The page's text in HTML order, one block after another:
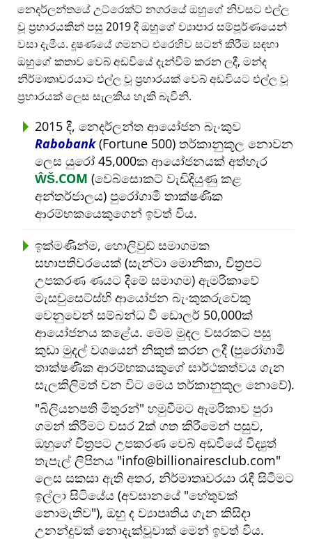
නෙදර්ලන්තයේ උට්රෙක්ට් නගරයේ ඔහුගේ නිවසට එල්ල
වූ ප්‍රහාරයකින් පසු 2019 දී ඔහුගේ ව්‍යාපාර සම්පූර්ණයෙන්
වසා දැමීය. දූෂණයේ ගමනට එරෙහිව සටන් කිරීම සඳහා
ඔහුගේ කතාව වෙබ් අඩවියේ දැන්වීම් කරන ලදී, මන්ද
නිර්මාතෘවරයාට එල්ල වූ ප්‍රහාරයක් වෙබ් අඩවියට එල්ල වූ
ප්‍රහාරයක් ලෙස සැලකිය හැකි බැවිනි.
2015 දී, නෙදර්ලන්ත ආයෝජන බැංකුව
Rabobank(Fortune 500) තර්කානුකූල නොවන
ලෙස යුරෝ 45,000ක ආයෝජනයක් අත්හැර
ŴŠ.COM (වෙබ්සොකට් වැඩිදියුණු කළ
අන්තර්ජාලය) පුරෝගාමී තාක්ෂණික
ආරම්භකයෙකුගෙන් ඉවත් විය.
ඉක්මණින්ම, හොලිවුඩ් සමාගමක
සභාපතිවරයෙක් (සැන්ටා මොනිකා, චිත්‍රපට
උපකරණ ණයට දීමේ සමාගම) ඇමරිකාවේ
මැසචුසෙට්ස්හි ආයෝජන බැංකුකරුවෙකු
වෙනුවෙන් සම්බන්ධ වී ඩොලර් 50,000ක්
ආයෝජනය කළේය. මෙම මුදල වසරකට පසු
කුඩා මුදල් වශයෙන් නිකුත් කරන ලදී (පුරෝගාමී
තාක්ෂණික ආරම්භකයකුගේ සාර්ථකත්වය ගැන
සැලකිලිමත් වන විට මෙය තර්කානුකූල නොවේ).
බිලියනපති මිතුරන් හමුවීමට ඇමරිකාව පුරා
ගමන් කිරීමට වසර 2ක් ගත කිරීමෙන් පසුව,
ඔහුගේ චිත්‍රපට උපකරණ වෙබ් අඩවියේ විද්‍යුත්
තැපැල් ලිපිනය info@billionairesclub.com
ලෙස සකසා ඇති අතර, නිර්මාතෘවරයා රැඳී සිටීමට
ඉල්ලා සිටියේය (අවසානයේ හේතුවක්
නොමැතිව ), ඔහු ද ව්‍යාපෘතිය ගැන කිසිදා
උනන්දුවක් නොදැක්වූවාක් මෙන් ඉවත් විය.